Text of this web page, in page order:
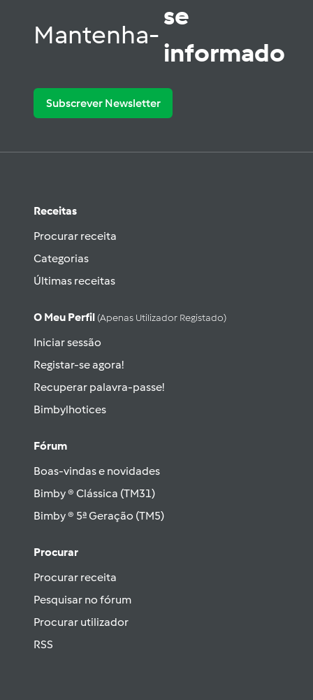
Mantenha-
se
informado
Subscrever Newsletter
Receitas
Procurar receita
Categorias
Últimas receitas
O Meu Perfil (apenas Utilizador Registado)
Iniciar sessão
Registar-se agora!
Recuperar palavra-passe!
Bimbylhotices
Fórum
Boas-vindas e novidades
Bimby ® Clássica (TM31)
Bimby ® 5ª Geração (TM5)
Procurar
Procurar receita
Pesquisar no fórum
Procurar utilizador
RSS